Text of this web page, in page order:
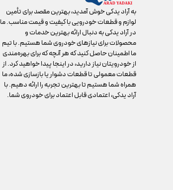
به آراد یدکی خوش آمدید، بهترین مقصد برای تأمین
لوازم و قطعات خودرویی با کیفیت و قیمت مناسب. ما
در آراد یدکی به دنبال ارائه بهترین خدمات و
محصولات برای نیازهای خودروی شما هستیم. با تیم
ما اطمینان حاصل کنید که هر آنچه که برای بهره‌مندی
از خودرویتان نیاز دارید، در اینجا پیدا خواهید کرد. از
قطعات معمولی تا قطعات دشوار یا بازسازی شده، ما
همراه شما هستیم تا بهترین تجربه را ارائه دهیم. با
آراد یدکی، اعتمادی قابل اعتماد برای خودروی شما.